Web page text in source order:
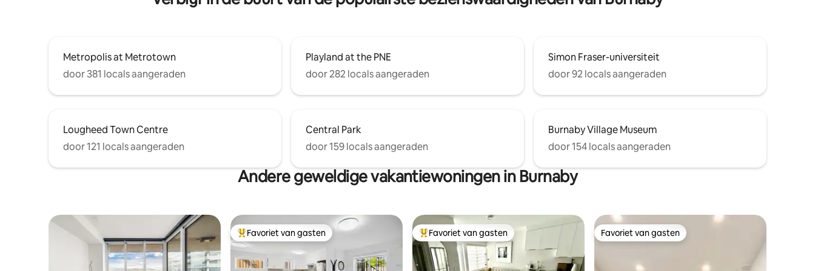
Metropolis at Metrotown
door 381 locals aangeraden
Playland at the PNE
door 282 locals aangeraden
Simon Fraser-universiteit
door 92 locals aangeraden
Lougheed Town Centre
door 121 locals aangeraden
Central Park
door 159 locals aangeraden
Burnaby Village Museum
door 154 locals aangeraden
Andere geweldige vakantiewoningen in Burnaby
Topfavoriet van gasten
Favoriet van gasten Topfavoriet van gasten
Favoriet van gasten Favoriet van gasten
Favoriet van gasten